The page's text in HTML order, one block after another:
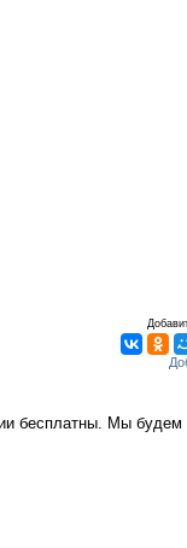
бесплатны. Мы